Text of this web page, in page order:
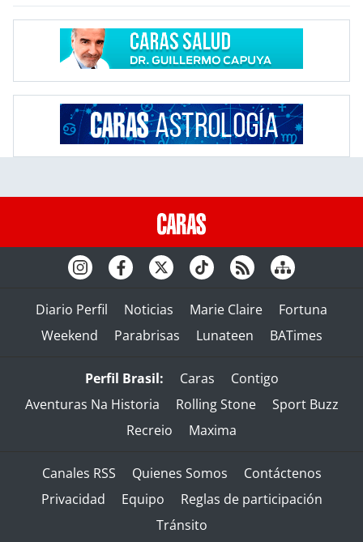
Diario Perfil Noticias Marie Claire
Fortuna
Weekend
Parabrisas Lunateen BATimes
Perfil Brasil: Caras
Contigo
Aventuras Na Historia
Rolling Stone
Sport Buzz
Recreio
Maxima
Canales RSS Quienes Somos
Contáctenos
Privacidad
Equipo
Reglas de participación
Tránsito